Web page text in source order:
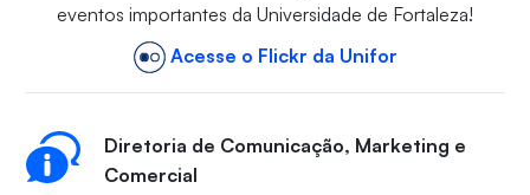
eventos importantes da Universidade de Fortaleza!
Acesse o Flickr da Unifor
Diretoria de Comunicação, Marketing e
Comercial